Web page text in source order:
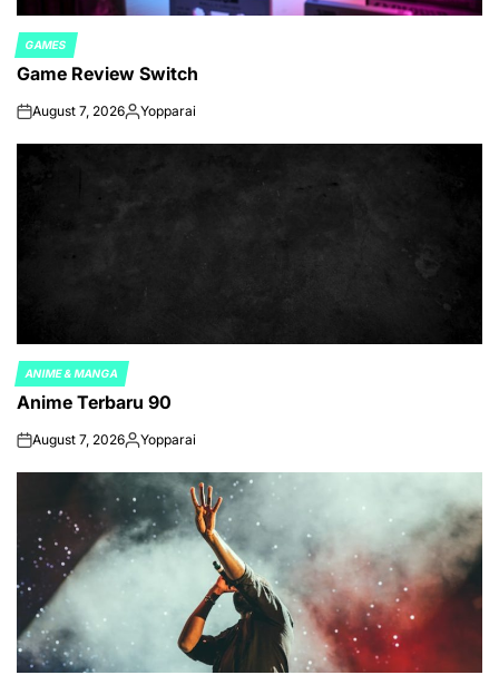
POSTED
IN
GAMES
Game Review Switch
onAugust 7, 2026Posted
Yopparai
POSTED
IN
ANIME & MANGA
Anime Terbaru 90
onAugust 7, 2026Posted
Yopparai